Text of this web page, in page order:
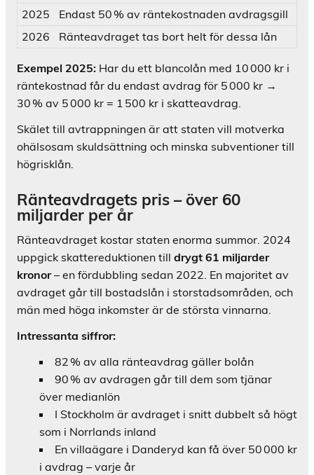
2025
Endast 50 % av räntekostnaden avdragsgill
2026
Ränteavdraget tas bort helt för dessa lån
Exempel 2025: Har du ett blancolån med 10 000 kr i
räntekostnad får du endast avdrag för 5 000 kr →
30 % av 5 000 kr = 1 500 kr i skatteavdrag.
Skälet till avtrappningen är att staten vill motverka
ohälsosam skuldsättning och minska subventioner till
högrisklån.
Ränteavdragets pris – över 60
miljarder per år
Ränteavdraget kostar staten enorma summor. 2024
uppgick skattereduktionen till drygt 61 miljarder
kronor– en fördubbling sedan 2022. En majoritet av
avdraget går till bostadslån i storstadsområden, och
män med höga inkomster är de största vinnarna.
Intressanta siffror:
82 % av alla ränteavdrag gäller bolån
90 % av avdragen går till dem som tjänar
över medianlön
I Stockholm är avdraget i snitt dubbelt så högt
som i Norrlands inland
En villaägare i Danderyd kan få över 50 000 kr
i avdrag – varje år